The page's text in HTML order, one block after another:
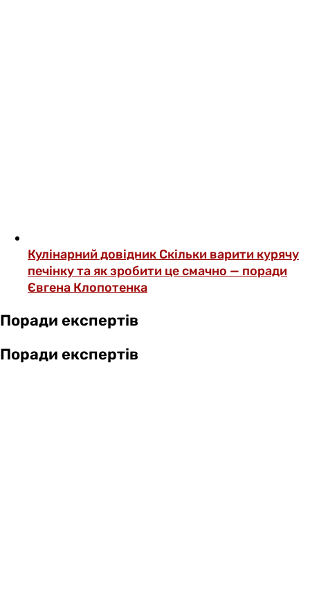
Кулінарний довідник Скільки варити курячу
печінку та як зробити це смачно — поради
Євгена Клопотенка
Поради експертів
Поради експертів